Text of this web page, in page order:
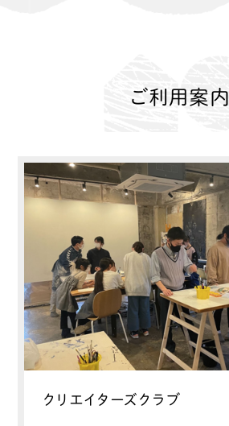
ご利用案内
クリエイターズクラブ